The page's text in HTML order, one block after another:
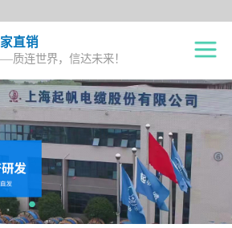
直销
质连世界，信达未来！
单股铜芯线BV
多股铜芯软电线BVR
双绞花线RVS
阻燃电线